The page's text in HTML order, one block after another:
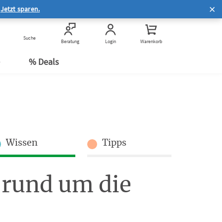
Jetzt sparen.
Suche Beratung Login Warenkorb
Kauf & Rechtliches
Häufige Fragen zum Service
Häufige Fragen zum
Datenschutz
% Deals
Wissen Tipps
um die